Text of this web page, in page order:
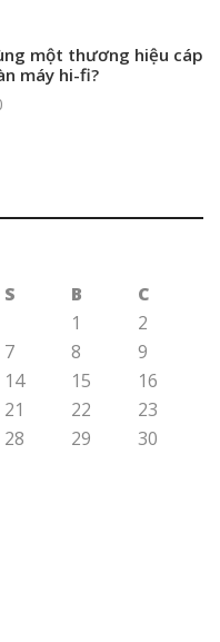
một thương hiệu cáp
máy hi-fi?
S B
C
1
2
7 8
9
14 15
16
21 22
23
28 29
30